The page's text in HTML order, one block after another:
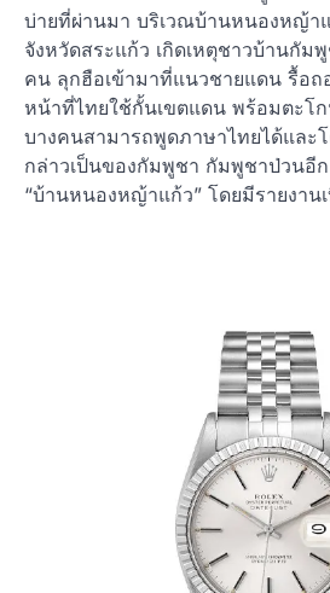
บ่ายที่ผ่านมา บริเวณบ้านหนองหญ้า
จังหวัดสระแก้ว เกิดเหตุชาวบ้านกัม
คน ลุกฮือเข้ามาที่แนวชายแดน รื้อถ
หน้าที่ไทยใช้กั้นเขตแดน พร้อมตะโ
บางคนสามารถพูดภาษาไทยได้และ
กล่าวเป็นของกัมพูชา กัมพูชาป่วนอี
“บ้านหนองหญ้าแก้ว” โดยมีรายงาน